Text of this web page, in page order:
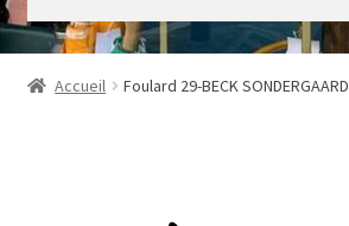
Boutique
Accueil Foulard 29-BECK SONDERGAARD